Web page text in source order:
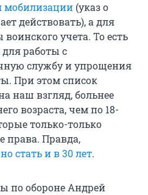
мобилизации (указ о
действовать), а для
учета. То есть
работы с
службу и упрощения
При этом список
наш взгляд, больнее
возраста, чем по 18-
только-только
права. Правда,
стать и в 30 лет.
по обороне Андрей